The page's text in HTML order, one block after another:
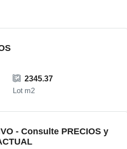
2345.37
Lot m2
- Consulte PRECIOS y